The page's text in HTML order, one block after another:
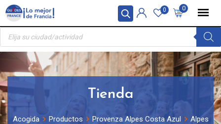
Panel de gestión de cookies
Skip
content
0
0
Búsqueda
productos
Tienda
Acogida Productos Provenza Alpes Costa Azul
Alpes